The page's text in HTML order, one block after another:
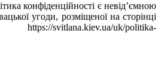
конфіденційності є невід’ємною
угоди, розміщеної на сторінці
svitlana.kiev.ua/uk/politika-